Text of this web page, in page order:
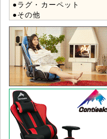
●ラグ・カーペット
●その他